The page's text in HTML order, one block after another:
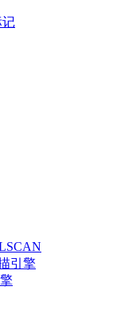
记
引擎